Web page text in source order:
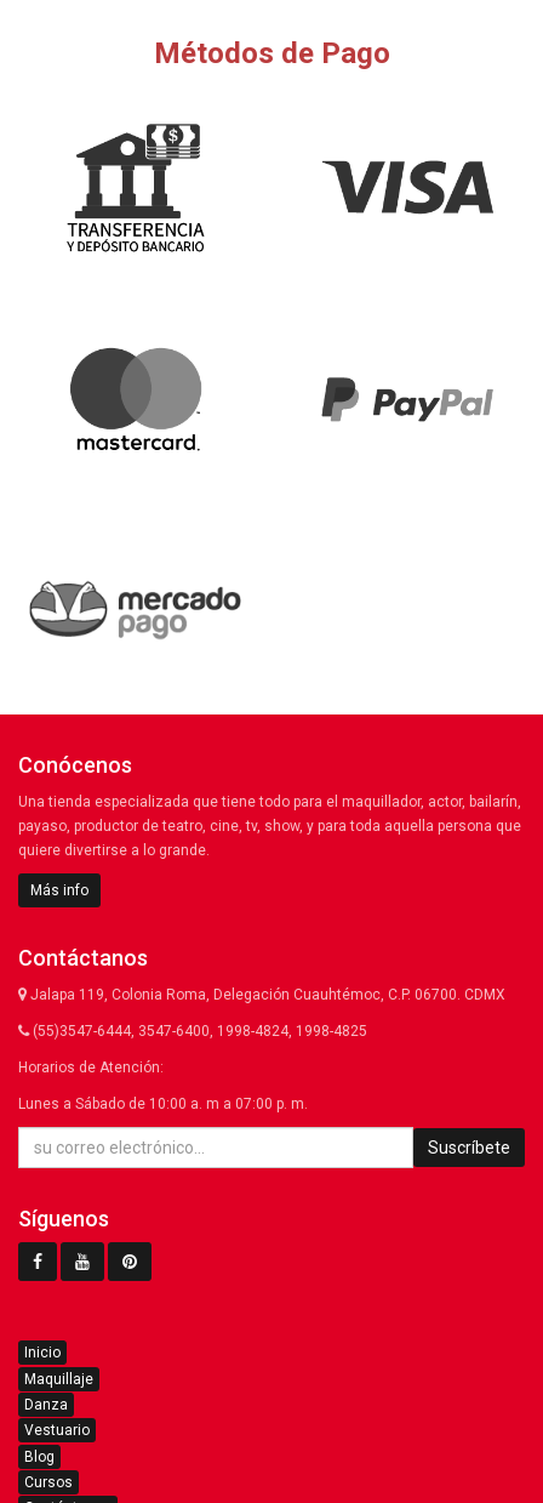
Métodos de Pago
Conócenos
Una tienda especializada que tiene todo para el maquillador, actor, bailarín,
payaso, productor de teatro, cine, tv, show, y para toda aquella persona que
quiere divertirse a lo grande.
Más info
Contáctanos
Jalapa 119, Colonia Roma, Delegación Cuauhtémoc, C.P. 06700. CDMX
(55)3547-6444, 3547-6400, 1998-4824, 1998-4825
Horarios de Atención:
Lunes a Sábado de 10:00 a. m a 07:00 p. m.
Suscríbete
Síguenos
Inicio
Maquillaje
Danza
Vestuario
Blog
Cursos